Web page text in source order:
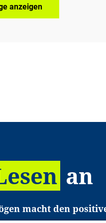
anzeigen
an
macht den